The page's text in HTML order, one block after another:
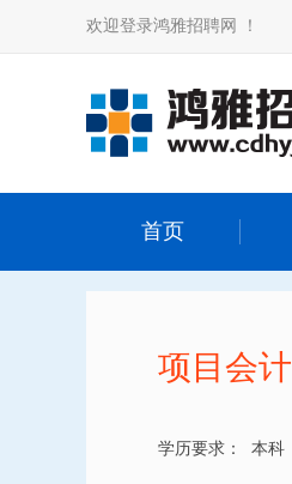
欢迎登录鸿雅招聘网 ！
首页
项目会计
学历要求： 本科